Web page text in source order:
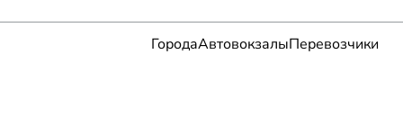
ГородаАвтовокзалыПеревозчики